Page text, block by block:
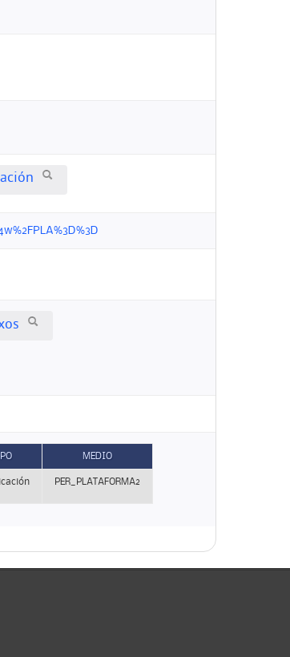
MEDIO
PER_PLATAFORMA2